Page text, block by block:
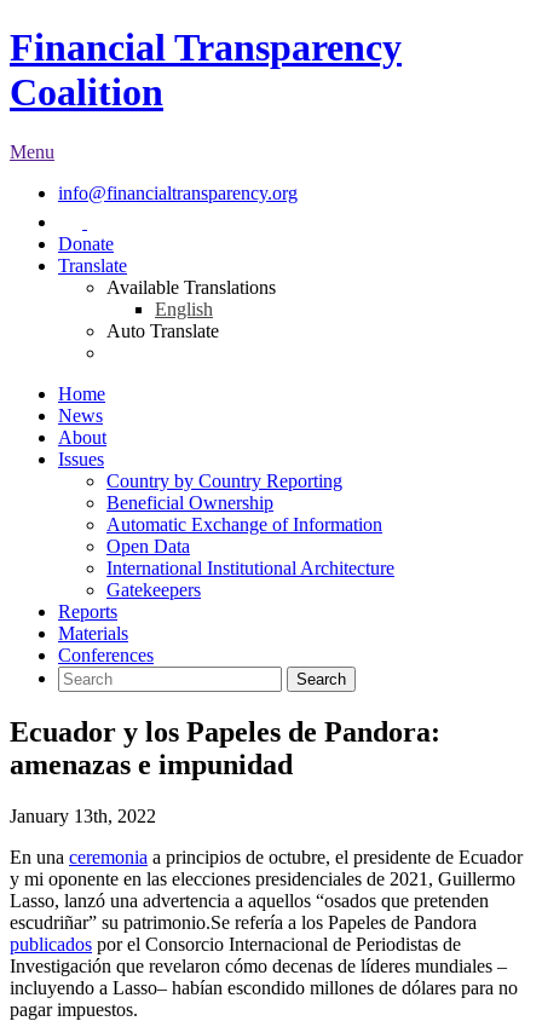
Financial Transparency
Coalition
Menu
info@financialtransparency.org
Donate
Translate
Available Translations
English
Auto Translate
Home
News
About
Issues
Country by Country Reporting
Beneficial Ownership
Automatic Exchange of Information
Open Data
International Institutional Architecture
Gatekeepers
Reports
Materials
Conferences
Ecuador y los Papeles de Pandora:
amenazas e impunidad
January 13th, 2022
En una ceremonia a principios de octubre, el presidente de Ecuador
y mi oponente en las elecciones presidenciales de 2021, Guillermo
Lasso, lanzó una advertencia a aquellos “osados que pretenden
escudriñar” su patrimonio.Se refería a los Papeles de Pandora
publicados por el Consorcio Internacional de Periodistas de
Investigación que revelaron cómo decenas de líderes mundiales –
incluyendo a Lasso– habían escondido millones de dólares para no
pagar impuestos.